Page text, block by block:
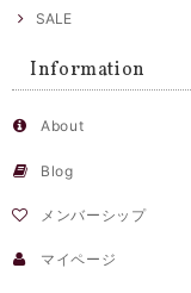
SALE
Information
About
Blog
メンバーシップ
マイページ